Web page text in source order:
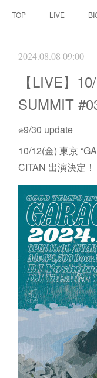
TOP LIVE
2024.08.08 09:00
【LIVE】
SUMMIT
※9/30 update
10/12(金) 東京
CITAN 出演決定！